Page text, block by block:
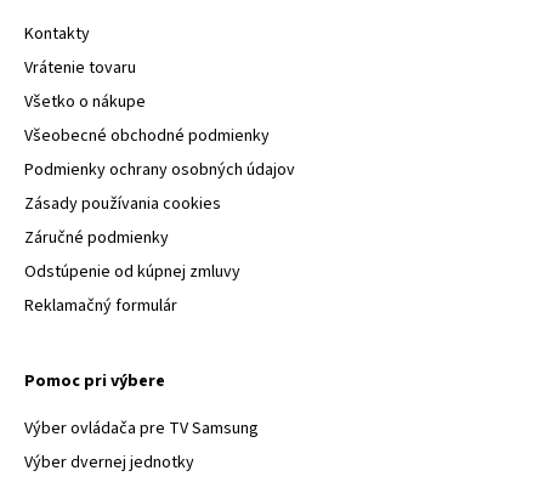
Kontakty
Vrátenie tovaru
Všetko o nákupe
Všeobecné obchodné podmienky
Podmienky ochrany osobných údajov
Zásady používania cookies
Záručné podmienky
Odstúpenie od kúpnej zmluvy
Reklamačný formulár
Pomoc pri výbere
Výber ovládača pre TV Samsung
Výber dvernej jednotky